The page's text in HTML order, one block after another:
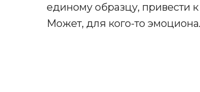
единому образцу, привести
Может, для кого-то